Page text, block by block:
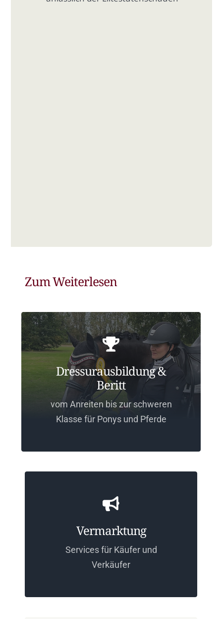
Zum Weiterlesen
Dressurausbildung &
Beritt
vom Anreiten bis zur schweren
Klasse für Ponys und Pferde
Vermarktung
Services für Käufer und
Verkäufer